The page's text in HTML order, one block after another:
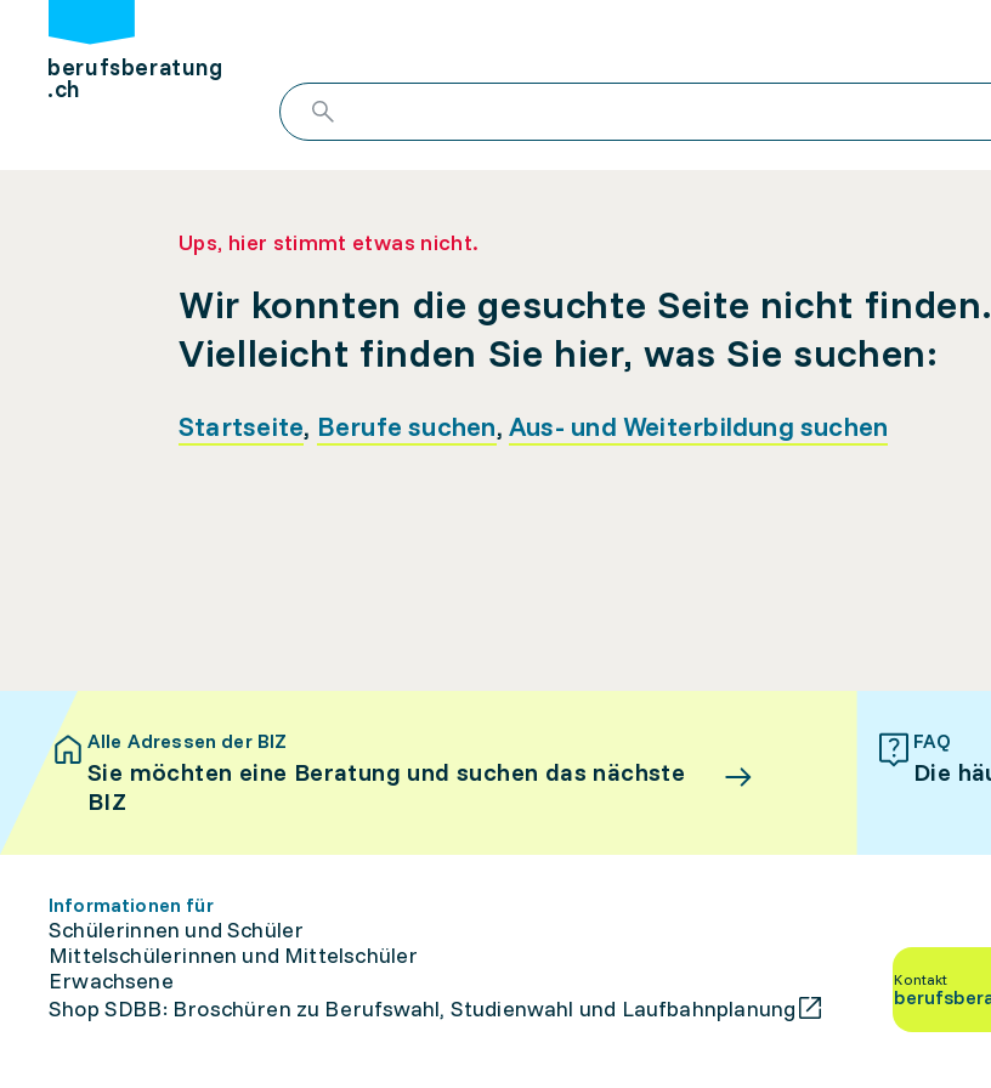
berufsberatung
.ch
Ups, hier stimmt etwas nicht.
Wir konnten die gesuchte Seite nicht finden.
Vielleicht finden Sie hier, was Sie suchen:
Startseite, Berufe suchen, Aus- und Weiterbildung suchen
Alle Adressen der BIZ
Sie möchten eine Beratung und suchen das nächste
BIZ
FAQ
Die
Informationen für
Schülerinnen und Schüler
Mittelschülerinnen und Mittelschüler
Erwachsene
Shop SDBB: Broschüren zu Berufswahl, Studienwahl und Laufbahnplanung
Kontakt